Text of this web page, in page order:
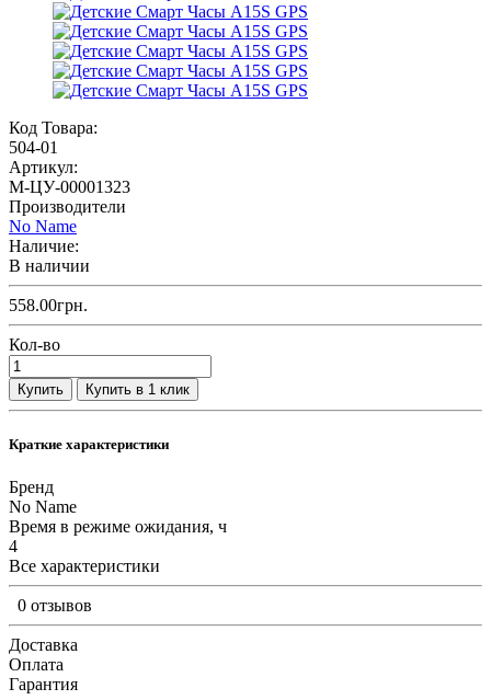
Код Товара:
504-01
Артикул:
M-ЦУ-00001323
Производители
No Name
Наличие:
В наличии
558.00грн.
Кол-во
Купить Купить в 1 клик
Краткие характеристики
Бренд
No Name
Время в режиме ожидания, ч
4
Все характеристики
0 отзывов
Доставка
Оплата
Гарантия